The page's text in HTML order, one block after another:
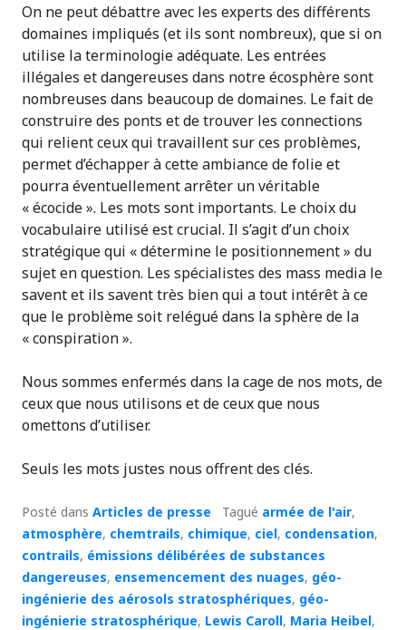
On ne peut débattre avec les experts des différents
domaines impliqués (et ils sont nombreux), que si on
utilise la terminologie adéquate. Les entrées
illégales et dangereuses dans notre écosphère sont
nombreuses dans beaucoup de domaines. Le fait de
construire des ponts et de trouver les connections
qui relient ceux qui travaillent sur ces problèmes,
permet d’échapper à cette ambiance de folie et
pourra éventuellement arrêter un véritable
« écocide ». Les mots sont importants. Le choix du
vocabulaire utilisé est crucial. Il s’agit d’un choix
stratégique qui « détermine le positionnement » du
sujet en question. Les spécialistes des mass media le
savent et ils savent très bien qui a tout intérêt à ce
que le problème soit relégué dans la sphère de la
« conspiration ».
Nous sommes enfermés dans la cage de nos mots, de
ceux que nous utilisons et de ceux que nous
omettons d’utiliser.
Seuls les mots justes nous offrent des clés.
Posté dans Articles de presse Tagué armée de l'air,
atmosphère, chemtrails, chimique, ciel, condensation,
contrails, émissions délibérées de substances
dangereuses, ensemencement des nuages, géo-
ingénierie des aérosols stratosphériques, géo-
ingénierie stratosphérique, Lewis Caroll, Maria Heibel,